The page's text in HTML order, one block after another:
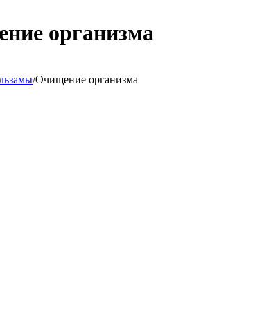
организма
/Очищение организма